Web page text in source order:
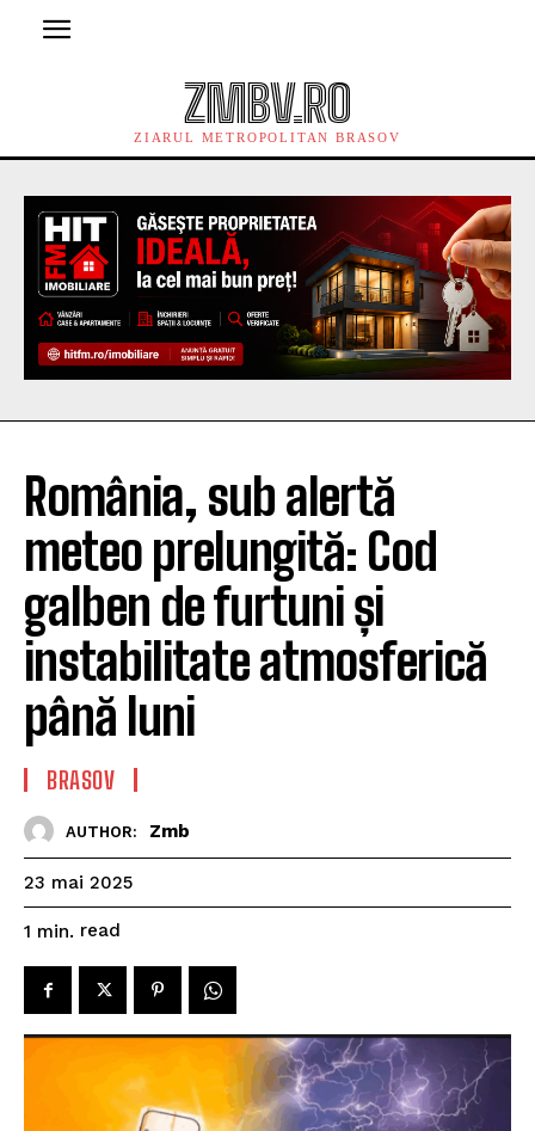
ZMBV.RO
ZIARUL METROPOLITAN BRASOV
România, sub alertă
meteo prelungită: Cod
galben de furtuni și
instabilitate atmosferică
până luni
BRASOV
AUTHOR: Zmb
23 mai 2025
1 min. read